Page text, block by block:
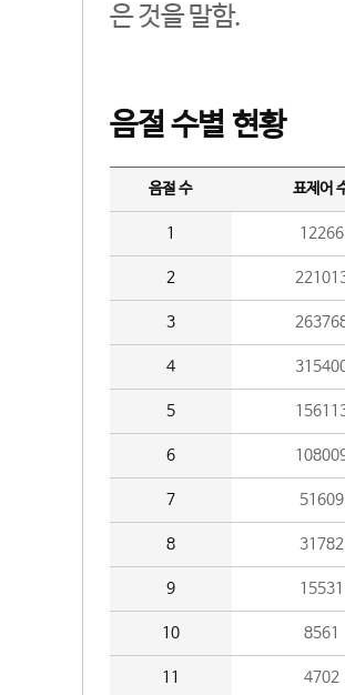
은 것을 말함.
음절 수별 현황
음절 수 표제어
1 12266
2
3
4
5
6
7 51609
8 31782
9 15531
10 8561
11 4702